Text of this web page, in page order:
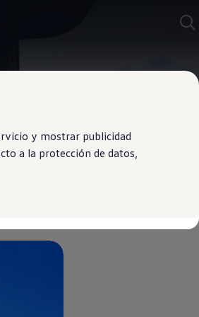
y mostrar publicidad
a la protección de datos,